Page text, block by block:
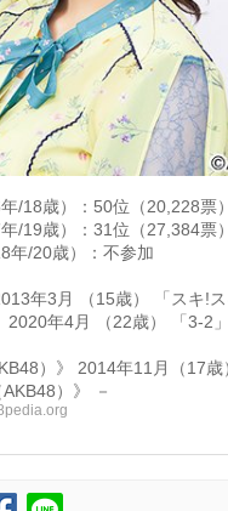
/18歳）：50位（20,228票）
/19歳）：31位（27,384票）
年/20歳）：不参加
年3月 （15歳） 「スキ!ス
2020年4月 （22歳） 「3-2」
）》 2014年11月（17歳
AKB48）》 －